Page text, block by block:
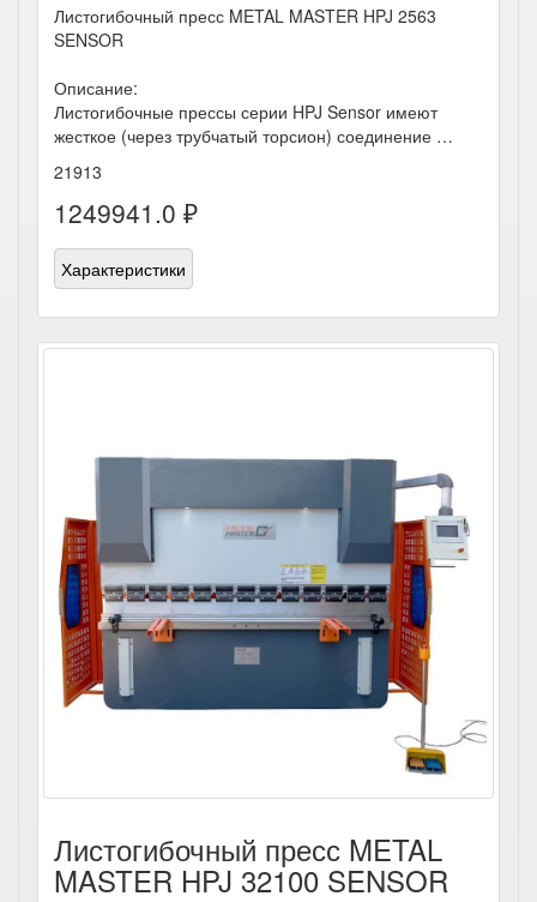
Листогибочный пресс METAL MASTER HPJ 2563
SENSOR
Описание:
Листогибочные прессы серии HPJ Sensor имеют
жесткое (через трубчатый торсион) соединение …
21913
1249941.0 ₽
Характеристики
Листогибочный пресс METAL
MASTER HPJ 32100 SENSOR